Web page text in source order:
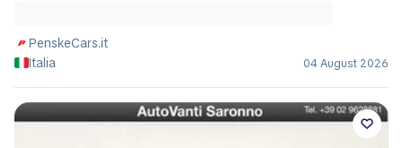
PenskeCars.it
Italia
04 August 2026